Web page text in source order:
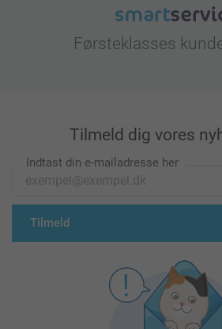
Førsteklasses
Tilmeld dig vores
Indtast din e-mailadresse her
Tilmeld